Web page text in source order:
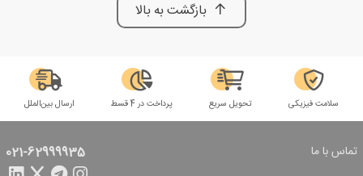
بازگشت به بالا
سلامت فیزیکی تحویل سریع پرداخت در 4 قسط ارسال بین‌الملل
تماس با ما 021-62999935